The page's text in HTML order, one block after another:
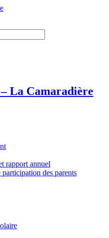
La Camaradière
rapport annuel
participation des parents